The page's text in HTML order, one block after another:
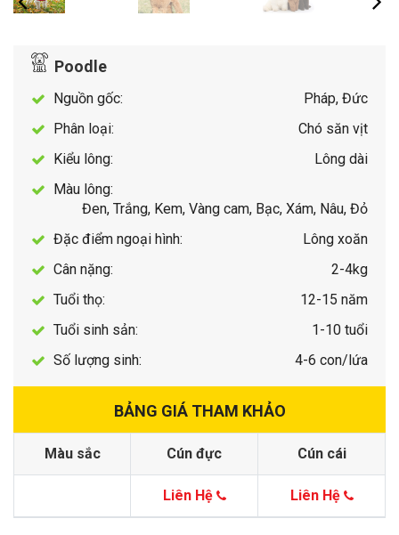
Poodle
Nguồn gốc:
Pháp, Đức
Phân loại:
Chó săn vịt
Kiểu lông:
Lông dài
Màu lông:
Đen, Trắng, Kem, Vàng cam, Bạc, Xám, Nâu, Đỏ
Đặc điểm ngoại hình:
Lông xoăn
Cân nặng:
2-4kg
Tuổi thọ:
12-15 năm
Tuổi sinh sản:
1-10 tuổi
Số lượng sinh:
4-6 con/lứa
BẢNG GIÁ THAM KHẢO
Màu sắc Cún đực Cún cái
Liên Hệ Liên Hệ